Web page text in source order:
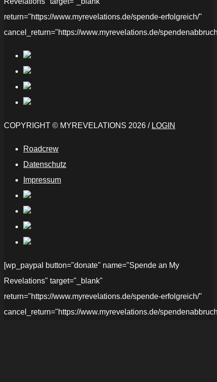
return="https://www.myrevelations.de/spende-erfolgreich/"
cancel_return="https://www.myrevelations.de/
COPYRIGHT © MYREVELATIONS 2026 / LOGIN
Roadcrew
Datenschutz
Impressum
[wp_paypal button="donate" name="Spende an My
Revelations" target="_blank"
return="https://www.myrevelations.de/spende-erfolgreich/"
cancel_return="https://www.myrevelations.de/